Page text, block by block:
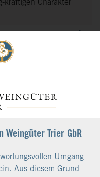
kräftigen Charakter
früher wie
Menschen mit
Rebe und
bei
vor der
Weingüter Trier GbR
Umgang
Aus diesem Grund